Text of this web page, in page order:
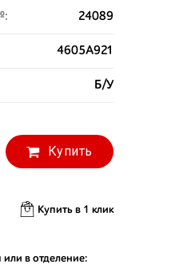
24089
4605A921
Б/У
Купить
Купить в 1 клик
в отделение: